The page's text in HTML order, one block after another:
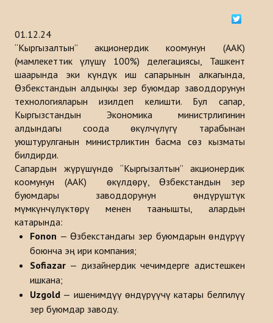
Туркменистан
Азербайджан
ЧЫГАРМАЛАР
Макалалар
Маалыматтык бюллетендер
Баяндамалар
Китептер
Түрк дүйнөсүн стратегиялык изилдөө борборунун анализи
ДОЛБООРЛОР
БАЙЛАНЫШ
01.12.24
“Кыргызалтын” акционердик коомунун (ААК)
(мамлекеттик үлүшү 100%) делегациясы, Ташкент
шаарында эки күндүк иш сапарынын алкагында,
Өзбекстандын алдыңкы зер буюмдар заводдорунун
технологияларын изилдеп келишти. Бул сапар,
Кыргызстандын Экономика министрлигинин
алдындагы соода өкүлчүлүгү тарабынан
уюштурулганын министрликтин басма сөз кызматы
билдирди.
Сапардын жүрүшүндө “Кыргызалтын” акционердик
коомунун (ААК) өкүлдөрү, Өзбекстандын зер
буюмдары заводдорунун өндүрүштүк
мүмкүнчүлүктөрү менен таанышты, алардын
катарында:
Fonon — Өзбекстандагы зер буюмдарын өндүрүү
боюнча эң ири компания;
Sofiazar — дизайнердик чечимдерге адистешкен
ишкана;
Uzgold — ишенимдүү өндүрүүчү катары белгилүү
зер буюмдар заводу.